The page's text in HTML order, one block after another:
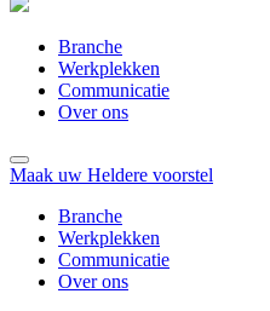
Branche
Werkplekken
Communicatie
Over ons
Maak uw Heldere voorstel
Branche
Werkplekken
Communicatie
Over ons